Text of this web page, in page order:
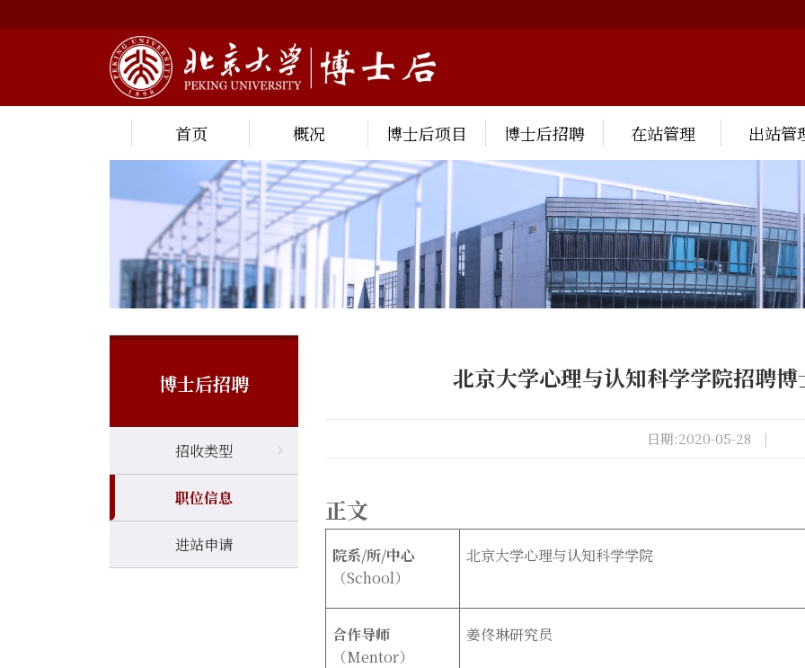
首页 概况 博士后项目 博士后招聘 在站管理 出站管
博士后招聘
招收类型
职位信息
进站申请
北京大学心理与认知科学学院招聘
日期:2020-05-28 |
正文
院系/所/中心
（School）
北京大学心理与认知科学学院
合作导师
（Mentor）
姜佟琳研究员